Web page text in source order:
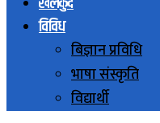
विविध
बिज्ञान प्रविधि
भाषा संस्कृति
विद्यार्थी